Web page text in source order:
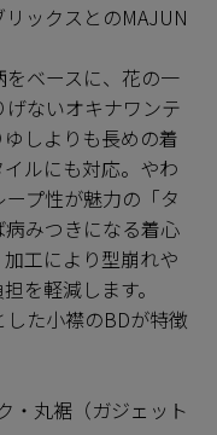
ックスとのMAJUN
ベースに、花の一
ないオキナワンテ
しよりも長めの着
ルにも対応。やわ
プ性が魅力の「タ
みつきになる着心
工により型崩れや
を軽減します。
た小襟のBDが特徴
・丸裾（ガジェット